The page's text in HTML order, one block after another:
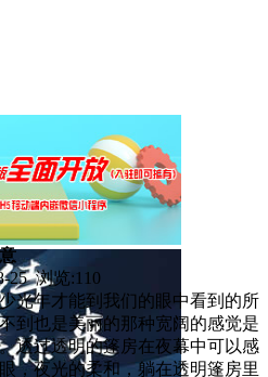
25 浏览:110
光年才能到我们的眼中看到的所
到也是美丽的那种宽阔的感觉是
透过透明的篷房在夜幕中可以感
，夜光的柔和，躺在透明篷房里